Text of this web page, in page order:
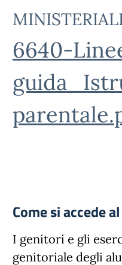
6640-
Come si accede
I genitori e gli
genitoriale degli